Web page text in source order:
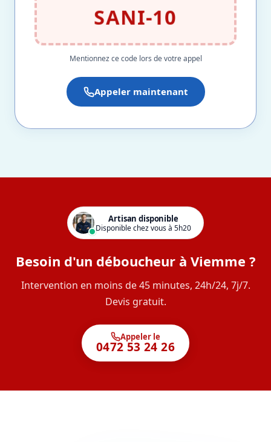
SANI-10
Mentionnez ce code lors de votre appel
Appeler maintenant
Artisan disponible
Disponible chez vous à 5h20
Besoin d'un déboucheur à Viemme ?
Intervention en moins de 45 minutes, 24h/24, 7j/7.
Devis gratuit.
Appeler le
0472 53 24 26